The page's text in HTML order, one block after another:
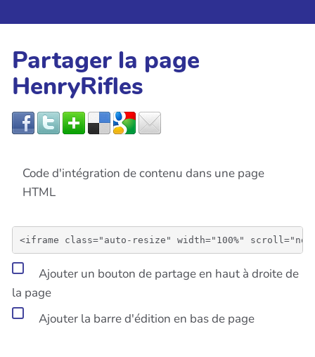
Partager la page
HenryRifles
Code d'intégration de contenu dans une page
HTML
Ajouter un bouton de partage en haut à droite de
la page
Ajouter la barre d'édition en bas de page